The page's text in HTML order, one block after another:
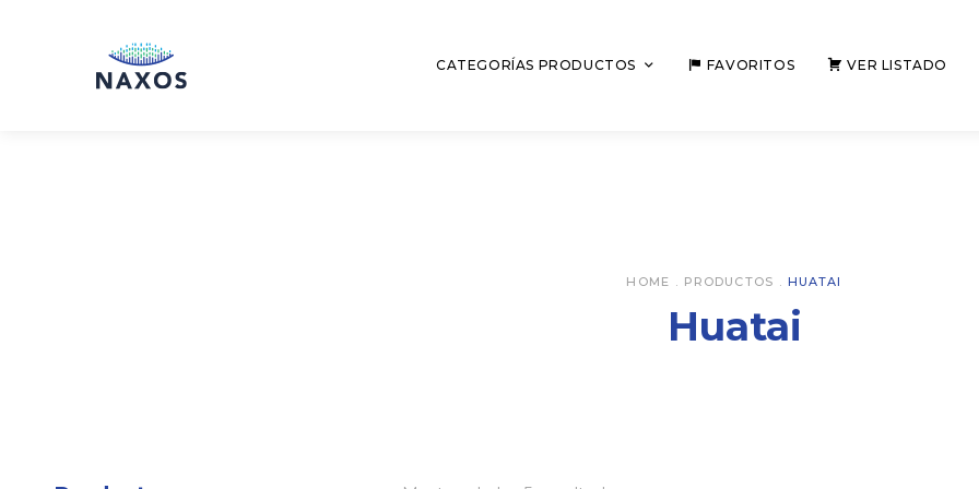
CATEGORÍAS PRODUCTOS FAVORITOS VER LISTADO
Huatai
HOME . PRODUCTOS . HUATAI